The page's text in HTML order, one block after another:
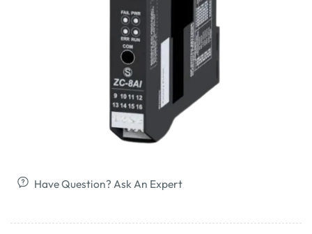
Have Question? Ask An Expert